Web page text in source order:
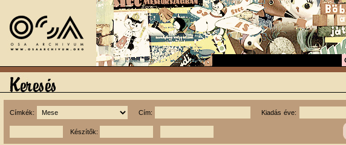
Címkék: Cím: Kiadás éve:
Készítők: